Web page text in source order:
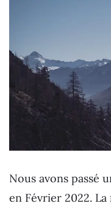
Nous avons passé
en Février 2022. La